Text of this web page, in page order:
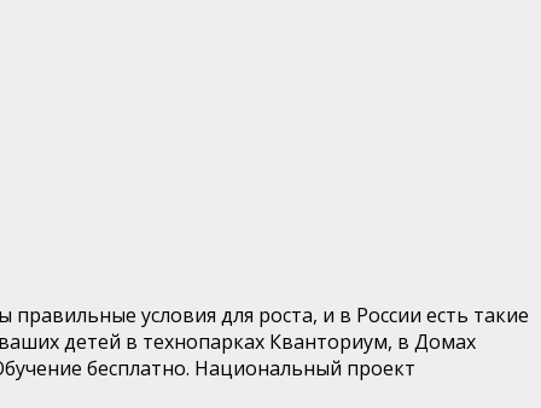
условия для роста, и в России есть такие
детей в технопарках Кванториум, в Домах
бесплатно. Национальный проект